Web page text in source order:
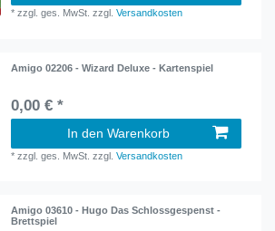
*zzgl. ges. MwSt. zzgl.Versandkosten
Amigo 02206 - Wizard Deluxe - Kartenspiel
0,00 € *
In den Warenkorb
*zzgl. ges. MwSt. zzgl.Versandkosten
Amigo 03610 - Hugo Das Schlossgespenst -
Brettspiel